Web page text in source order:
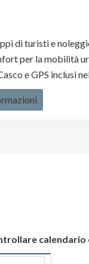
di turisti e
per la mobilità
e GPS inclusi
calendario